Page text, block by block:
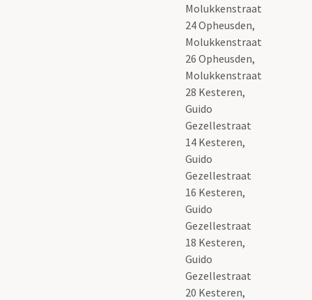
Molukkenstraat
24 Opheusden,
Molukkenstraat
26 Opheusden,
Molukkenstraat
28 Kesteren,
Guido
Gezellestraat
14 Kesteren,
Guido
Gezellestraat
16 Kesteren,
Guido
Gezellestraat
18 Kesteren,
Guido
Gezellestraat
20 Kesteren,